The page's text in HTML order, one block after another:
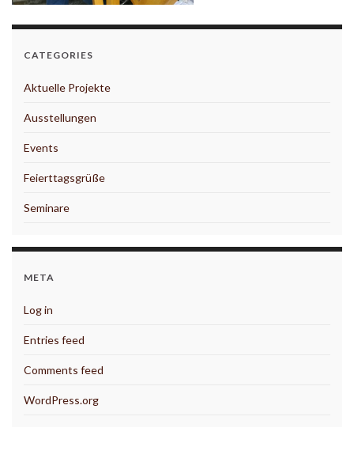
CATEGORIES
Aktuelle Projekte
Ausstellungen
Events
Feierttagsgrüße
Seminare
META
Log in
Entries feed
Comments feed
WordPress.org